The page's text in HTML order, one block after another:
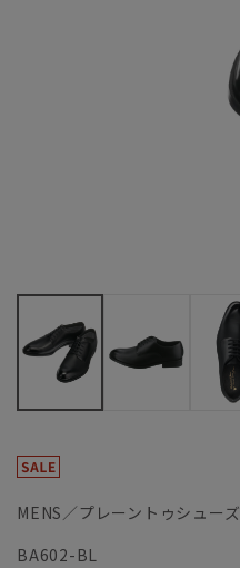
MENS／プレーントゥシューズ
BA602-BL